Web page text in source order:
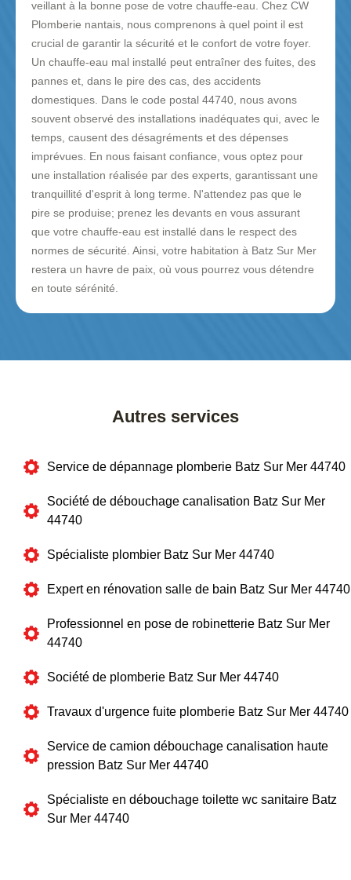
veillant à la bonne pose de votre chauffe-eau. Chez CW
Plomberie nantais, nous comprenons à quel point il est
crucial de garantir la sécurité et le confort de votre foyer.
Un chauffe-eau mal installé peut entraîner des fuites, des
pannes et, dans le pire des cas, des accidents
domestiques. Dans le code postal 44740, nous avons
souvent observé des installations inadéquates qui, avec le
temps, causent des désagréments et des dépenses
imprévues. En nous faisant confiance, vous optez pour
une installation réalisée par des experts, garantissant une
tranquillité d'esprit à long terme. N'attendez pas que le
pire se produise; prenez les devants en vous assurant
que votre chauffe-eau est installé dans le respect des
normes de sécurité. Ainsi, votre habitation à Batz Sur Mer
restera un havre de paix, où vous pourrez vous détendre
en toute sérénité.
Autres services
Service de dépannage plomberie Batz Sur Mer 44740
Société de débouchage canalisation Batz Sur Mer
44740
Spécialiste plombier Batz Sur Mer 44740
Expert en rénovation salle de bain Batz Sur Mer 44740
Professionnel en pose de robinetterie Batz Sur Mer
44740
Société de plomberie Batz Sur Mer 44740
Travaux d'urgence fuite plomberie Batz Sur Mer 44740
Service de camion débouchage canalisation haute
pression Batz Sur Mer 44740
Spécialiste en débouchage toilette wc sanitaire Batz
Sur Mer 44740